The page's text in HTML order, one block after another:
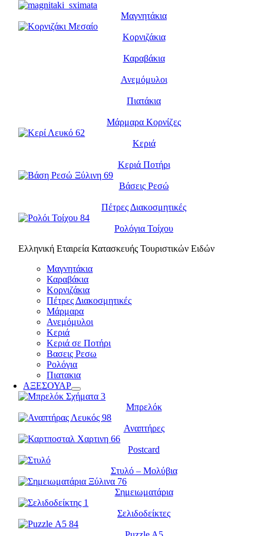
Μαγνητάκια
Κορνιζάκια
Καραβάκια
Ανεμόμυλοι
Πιατάκια
Μάρμαρα Κορνίζες
Κεριά
Κεριά Ποτήρι
Βάσεις Ρεσώ
Πέτρες Διακοσμητικές
Ρολόγια Τοίχου
Ελληνική Εταιρεία Κατασκευής Τουριστικών Ειδών
Μαγνητάκια
Καραβάκια
Κορνιζάκια
Πέτρες Διακοσμητικές
Μάρμαρα
Ανεμόμυλοι
Κεριά
Κεριά σε Ποτήρι
Βασεις Ρεσω
Ρολόγια
Πιατακια
ΑΞΕΣΟΥΑΡ
Μπρελόκ
Αναπτήρες
Postcard
Στυλό – Μολύβια
Σημειωματάρια
Σελιδοδείκτες